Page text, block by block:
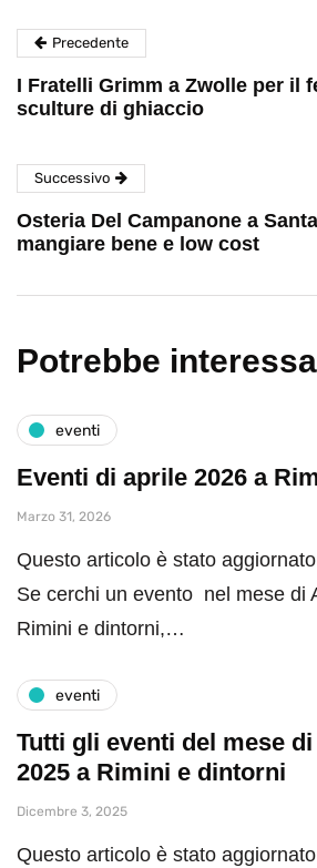
Precedente
I Fratelli Grimm a Zwolle per il
sculture di ghiaccio
Successivo
Osteria Del Campanone a
mangiare bene e low cost
Potrebbe
eventi
Eventi di aprile 2026 a
Marzo 31, 2026
Questo articolo è stato
Se cerchi un evento nel mese di
Rimini e dintorni,…
eventi
Tutti gli eventi del mese
2025 a Rimini e dintorni
Dicembre 3, 2025
Questo articolo è stato